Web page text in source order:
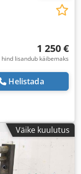
1 250 €
lisandub käibemaks
Helistada
Väike kuulutus